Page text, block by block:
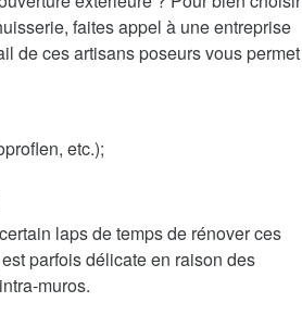
faites appel à une entreprise
de ces artisans poseurs vous permet
etc.);
laps de temps de rénover ces
parfois délicate en raison des
muros.